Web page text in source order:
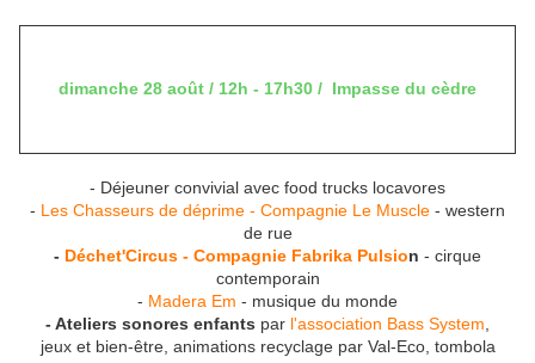
dimanche 28 août / 12h - 17h30 / Impasse du cèdre
- Déjeuner convivial avec food trucks locavores
- Les Chasseurs de déprime - Compagnie Le Muscle - western
de rue
- Déchet'Circus - Compagnie Fabrika Pulsion - cirque
contemporain
- Madera Em - musique du monde
- Ateliers sonores enfants par l'association Bass System
jeux et bien-être, animations recyclage par Val-Eco, tombola